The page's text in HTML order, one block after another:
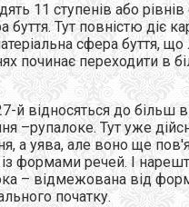
11 ступенів або рівнів
буття. Тут повністю діє
сфера буття,
починає переходити в
й відносяться до більш
–рупалоке. Тут уже
а уява, але воно ще
формами речей. І
– відмежована від
початку.